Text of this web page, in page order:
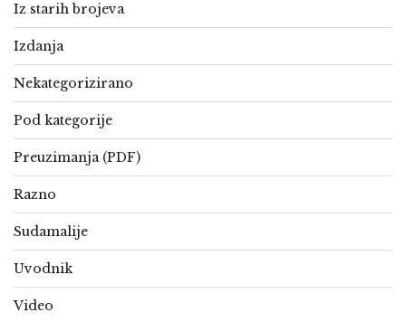
Iz starih brojeva
Izdanja
Nekategorizirano
Pod kategorije
Preuzimanja (PDF)
Razno
Sudamalije
Uvodnik
Video